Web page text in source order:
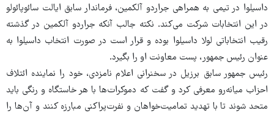
داسیلوا در تیمی به همراهی جراردو آلکمین، فرماندار سابق ایالت سائوپائولو
در این انتخابات شرکت می‌کند. نکته جالب آنکه جراردو آلکمین در گذشته
رقیب انتخاباتی لولا داسیلوا بوده و قرار است در صورت انتخاب داسیلوا به
عنوان رئیس جمهور، پست معاونت او را بگیرد.
رئیس جمهور سابق برزیل در سخنرانی اعلام نامزدی، خود را نماینده ائتلاف
احزاب میانه‌رو معرفی کرد و گفت که دموکرات‌ها با هر خاستگاه و رنگی باید
متحد شوند تا با تهدید تمامیت‌خواهان و نفرت‌پراکنی مبارزه کنند و آن‌ها را